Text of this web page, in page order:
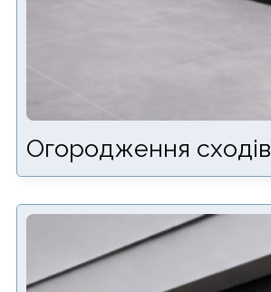
Огородження сходів